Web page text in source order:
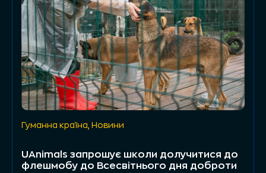
Гуманна країна Новини
UAnimals запрошує школи долучитися до
флешмобу до Всесвітнього дня доброти